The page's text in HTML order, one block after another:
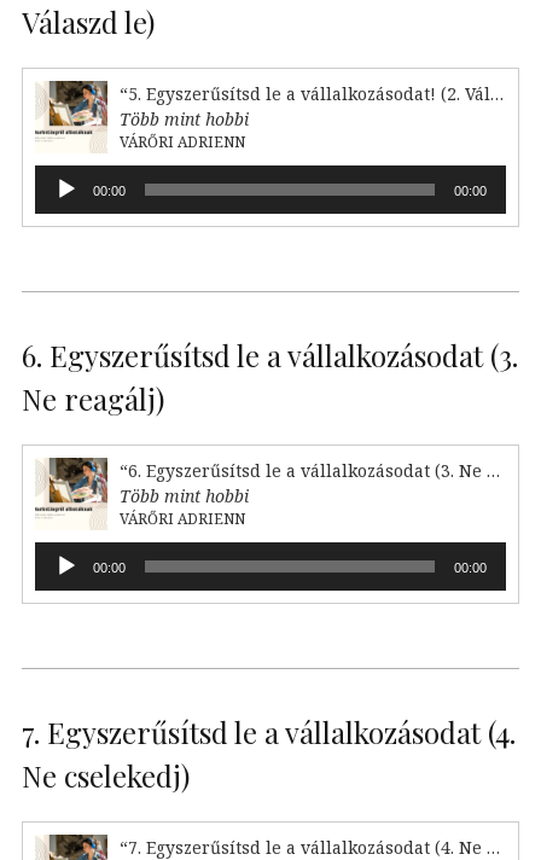
Válaszd le)
“5. Egyszerűsítsd le a vállalkozásodat! (2. Válaszd le)”
Több mint hobbi
VÁRŐRI ADRIENN
Audió
lejátszó00:00 00:00
6. Egyszerűsítsd le a vállalkozásodat (3.
Ne reagálj)
“6. Egyszerűsítsd le a vállalkozásodat (3. Ne reagálj)”
Több mint hobbi
VÁRŐRI ADRIENN
Audió
lejátszó00:00 00:00
7. Egyszerűsítsd le a vállalkozásodat (4.
Ne cselekedj)
“7. Egyszerűsítsd le a vállalkozásodat (4. Ne cselekedj)”